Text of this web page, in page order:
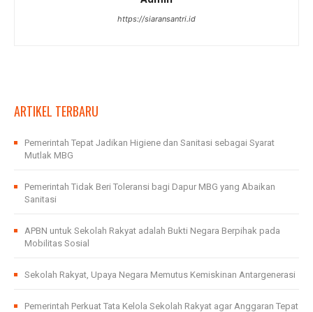
https://siaransantri.id
ARTIKEL TERBARU
Pemerintah Tepat Jadikan Higiene dan Sanitasi sebagai Syarat
Mutlak MBG
Pemerintah Tidak Beri Toleransi bagi Dapur MBG yang Abaikan
Sanitasi
APBN untuk Sekolah Rakyat adalah Bukti Negara Berpihak pada
Mobilitas Sosial
Sekolah Rakyat, Upaya Negara Memutus Kemiskinan Antargenerasi
Pemerintah Perkuat Tata Kelola Sekolah Rakyat agar Anggaran Tepat